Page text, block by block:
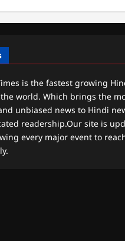
is the fastest growing
world. Which brings the
unbiased news to Hindi
readership.Our site is
every major event to